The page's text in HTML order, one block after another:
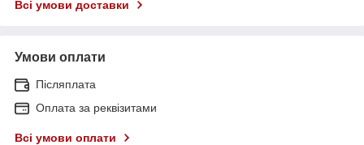
Всі умови доставки
Умови оплати
Післяплата
Оплата за реквізитами
Всі умови оплати